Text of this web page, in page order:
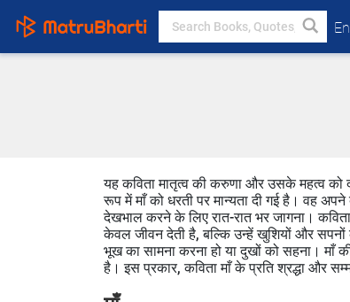
यह कविता मातृत्व की करुणा और उसके महत्व को
रूप में माँ को धरती पर मान्यता दी गई है। वह
देखभाल करने के लिए रात-रात भर जागना।
केवल जीवन देती है, बल्कि उन्हें खुशियों और सपनों
भूख का सामना करना हो या दुखों को सहना।
है। इस प्रकार, कविता माँ के प्रति श्रद्धा और